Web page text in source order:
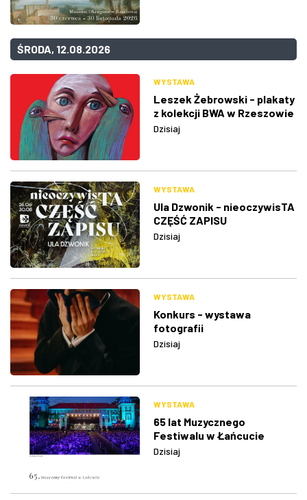
ŚRODA, 12.08.2026
WYSTAWA
Leszek Żebrowski - plakaty
z kolekcji BWA w Rzeszowie
Dzisiaj
WYSTAWA
Ula Dzwonik - nieoczywisTA
CZĘŚĆ ZAPISU
Dzisiaj
WYSTAWA
Konkurs - wystawa
fotografii
Dzisiaj
WYSTAWA
65 lat Muzycznego
Festiwalu w Łańcucie
Dzisiaj